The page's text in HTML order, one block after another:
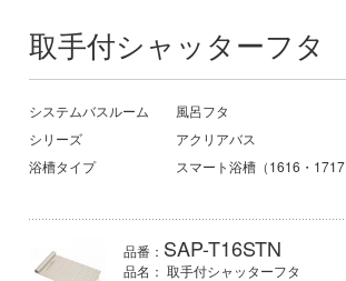
取手付シャッターフタ
システムバスルーム
風呂フタ
シリーズ
アクリアバス
浴槽タイプ
スマート浴槽（1616・
品番： SAP-T16STN
品名： 取手付シャッターフタ